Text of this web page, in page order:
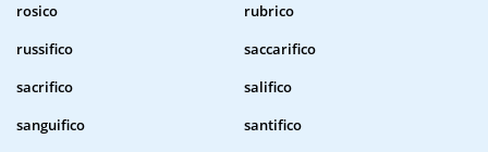
rosico
rubrico
russifico
saccarifico
sacrifico
salifico
sanguifico
santifico